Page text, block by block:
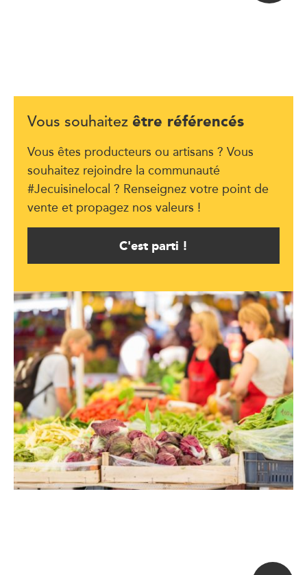
Vous souhaitez être référencés
Vous êtes producteurs ou artisans ? Vous
souhaitez rejoindre la communauté
#Jecuisinelocal ? Renseignez votre point de
vente et propagez nos valeurs !
C'est parti !